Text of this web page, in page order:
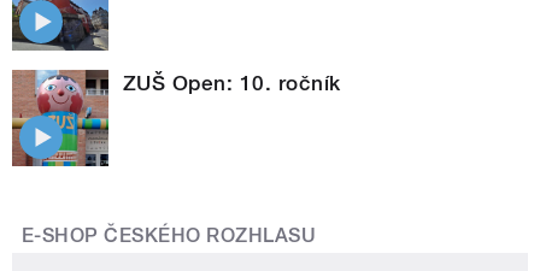
ZUŠ Open: 10. ročník
E-SHOP ČESKÉHO ROZHLASU